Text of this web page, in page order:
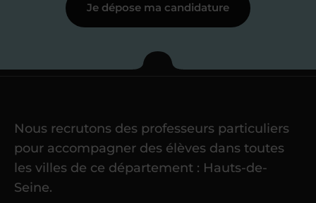
Étape 3
Je commence mes
Une fois ma candidature validée,mon
référent me confie mes premiers
élèves dans un délai de 6 jours
maximum
Je dépose ma candidature
Nous recrutons des professeurs particuliers
pour accompagner des élèves dans toutes
les villes de ce département : Hauts-de-
Seine.